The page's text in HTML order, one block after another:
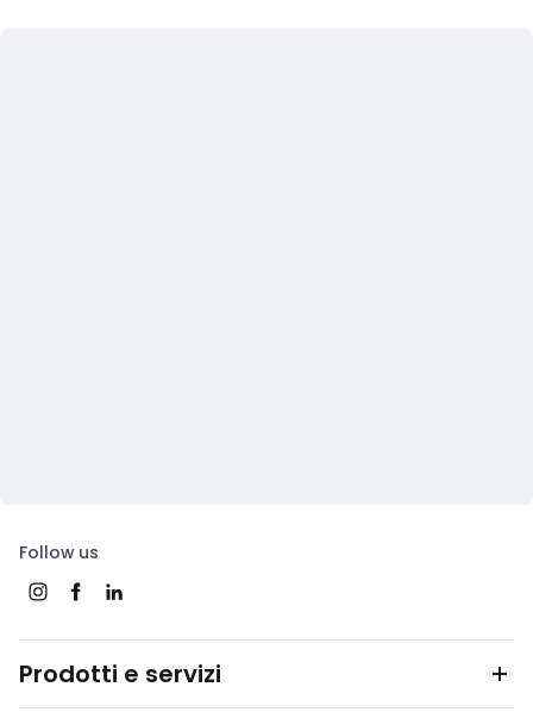
Follow us
Prodotti e servizi